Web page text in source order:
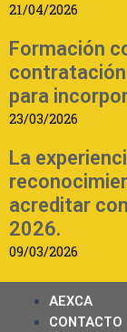
21/04/2026
Formación
contratación
para
23/03/2026
La
acreditar
2026.
09/03/2026
AEXCA
CONTACTO